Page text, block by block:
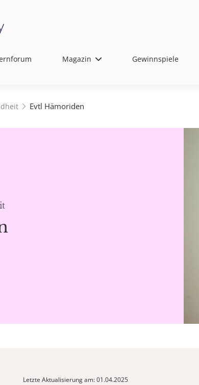
Magazin Gewinnspiele
Evtl Hämoriden
Letzte Aktualisierung am: 01.04.2025